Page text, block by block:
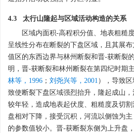
4.3 太行山隆起与区域活动构造的关系
区域内面积-高程积分值、地表粗糙
呈线性分布在断裂的下盘区域，且其展
值区的东西边界与林州断裂和晋-获断裂
明，晋-获断裂和林州断裂在第四纪时期
林等，1996 ； 刘尧兴等，2001 ），导致
致使断裂下盘区域强烈抬升，隆起成山
较年轻，造成地表起伏度、粗糙度及切
盘相对下降，接受沉积，河流以侧蚀为
的参数值较小。晋-获断裂东侧为上升盘